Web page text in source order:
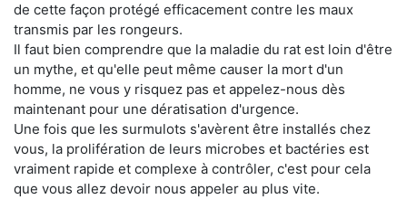
de cette façon protégé efficacement contre les maux
transmis par les rongeurs.
Il faut bien comprendre que la maladie du rat est loin d'être
un mythe, et qu'elle peut même causer la mort d'un
homme, ne vous y risquez pas et appelez-nous dès
maintenant pour une dératisation d'urgence.
Une fois que les surmulots s'avèrent être installés chez
vous, la prolifération de leurs microbes et bactéries est
vraiment rapide et complexe à contrôler, c'est pour cela
que vous allez devoir nous appeler au plus vite.